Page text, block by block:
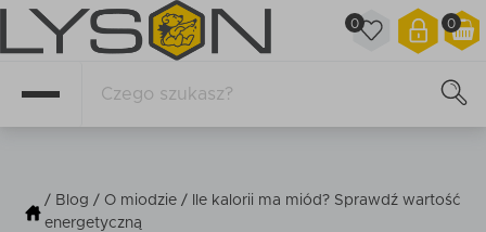
0
0
/ Blog /O miodzie / Ile kalorii ma miód? Sprawdź wartość
energetyczną